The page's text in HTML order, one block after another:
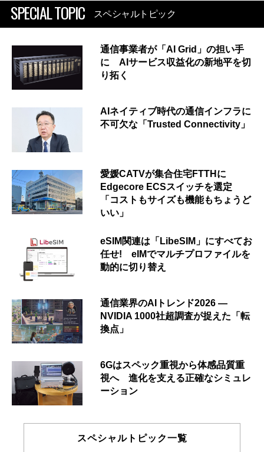
SPECIAL TOPIC スペシャルトピック
通信事業者が「AI Grid」の担い手
に AIサービス収益化の新地平を切
り拓く
AIネイティブ時代の通信インフラに
不可欠な「Trusted Connectivity」
愛媛CATVが集合住宅FTTHに
Edgecore ECSスイッチを選定
「コストもサイズも機能もちょうど
いい」
eSIM関連は「LibeSIM」にすべてお
任せ! eIMでマルチプロファイルを
動的に切り替え
通信業界のAIトレンド2026 ―
NVIDIA 1000社超調査が捉えた「転
換点」
6Gはスペック重視から体感品質重
視へ 進化を支える正確なシミュレ
ーション
スペシャルトピック一覧